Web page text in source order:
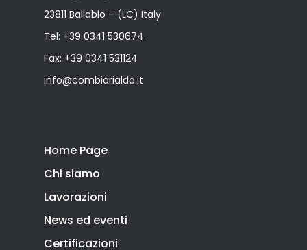
23811 Ballabio – (LC) Italy
Tel: +39 0341 530674
Fax: +39 0341 531124
info@combiarialdo.it
Home Page
Chi siamo
Lavorazioni
News ed eventi
Certificazioni